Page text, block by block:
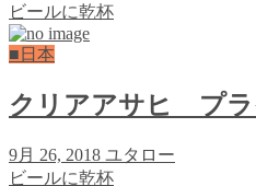
ビールに乾杯
■日本
クリアアサヒ プラ
9月 26, 2018 ユタロー
ビールに乾杯